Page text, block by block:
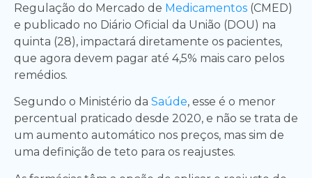
Regulação do Mercado de Medicamentos (CMED)
e publicado no Diário Oficial da União (DOU) na
quinta (28), impactará diretamente os pacientes,
que agora devem pagar até 4,5% mais caro pelos
remédios.
Segundo o Ministério da Saúde, esse é o menor
percentual praticado desde 2020, e não se trata de
um aumento automático nos preços, mas sim de
uma definição de teto para os reajustes.